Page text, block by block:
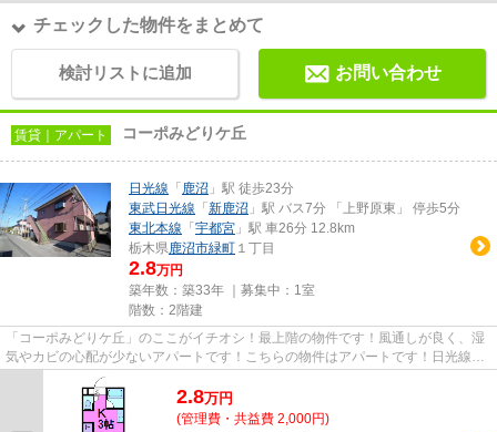
チェックした物件をまとめて
検討リストに追加 お問い合わせ
賃貸｜アパート コーポみどりケ丘
日光線 「 鹿沼 」駅 徒歩23分
東武日光線 「 新鹿沼 」駅 バス7分 「上野原東」 停歩5分
東北本線 「 宇都宮 」駅 車26分 12.8km
栃木県鹿沼市緑町 １丁目
2.8万円
築年数：築33年 ｜募集中： 1室
階数：2階建
「コーポみどりケ丘」のここがイチオシ！最上階の物件です！風通しが良く、湿
気やカビの心配が少ないアパートです！こちらの物件はアパートです！日光線鹿
沼周辺に関することなら、か...
2.8万円
(管理費・共益費 2,000円)